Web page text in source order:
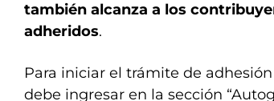
también alcanza a los
adheridos.
Para iniciar el trámite de
debe ingresar en la sección